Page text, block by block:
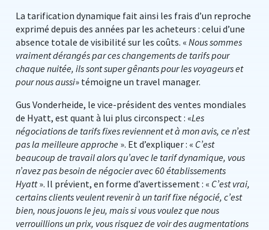
La tarification dynamique fait ainsi les frais d’un reproche
exprimé depuis des années par les acheteurs : celui d’une
absence totale de visibilité sur les coûts. « Nous sommes
vraiment dérangés par ces changements de tarifs pour
chaque nuitée, ils sont super gênants pour les voyageurs et
pour nous aussi» témoigne un travel manager.
Gus Vonderheide, le vice-président des ventes mondiales
de Hyatt, est quant à lui plus circonspect : «Les
négociations de tarifs fixes reviennent et à mon avis, ce n’est
pas la meilleure approche ». Et d’expliquer : « C’est
beaucoup de travail alors qu’avec le tarif dynamique, vous
n’avez pas besoin de négocier avec 60 établissements
Hyatt». Il prévient, en forme d’avertissement : « C’est vrai,
certains clients veulent revenir à un tarif fixe négocié, c’est
bien, nous jouons le jeu, mais si vous voulez que nous
verrouillions un prix, vous risquez de voir des augmentations